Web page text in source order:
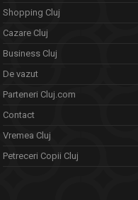
Shopping Cluj
Cazare Cluj
Business Cluj
De vazut
Parteneri Cluj.com
Contact
Vremea Cluj
Petreceri Copii Cluj